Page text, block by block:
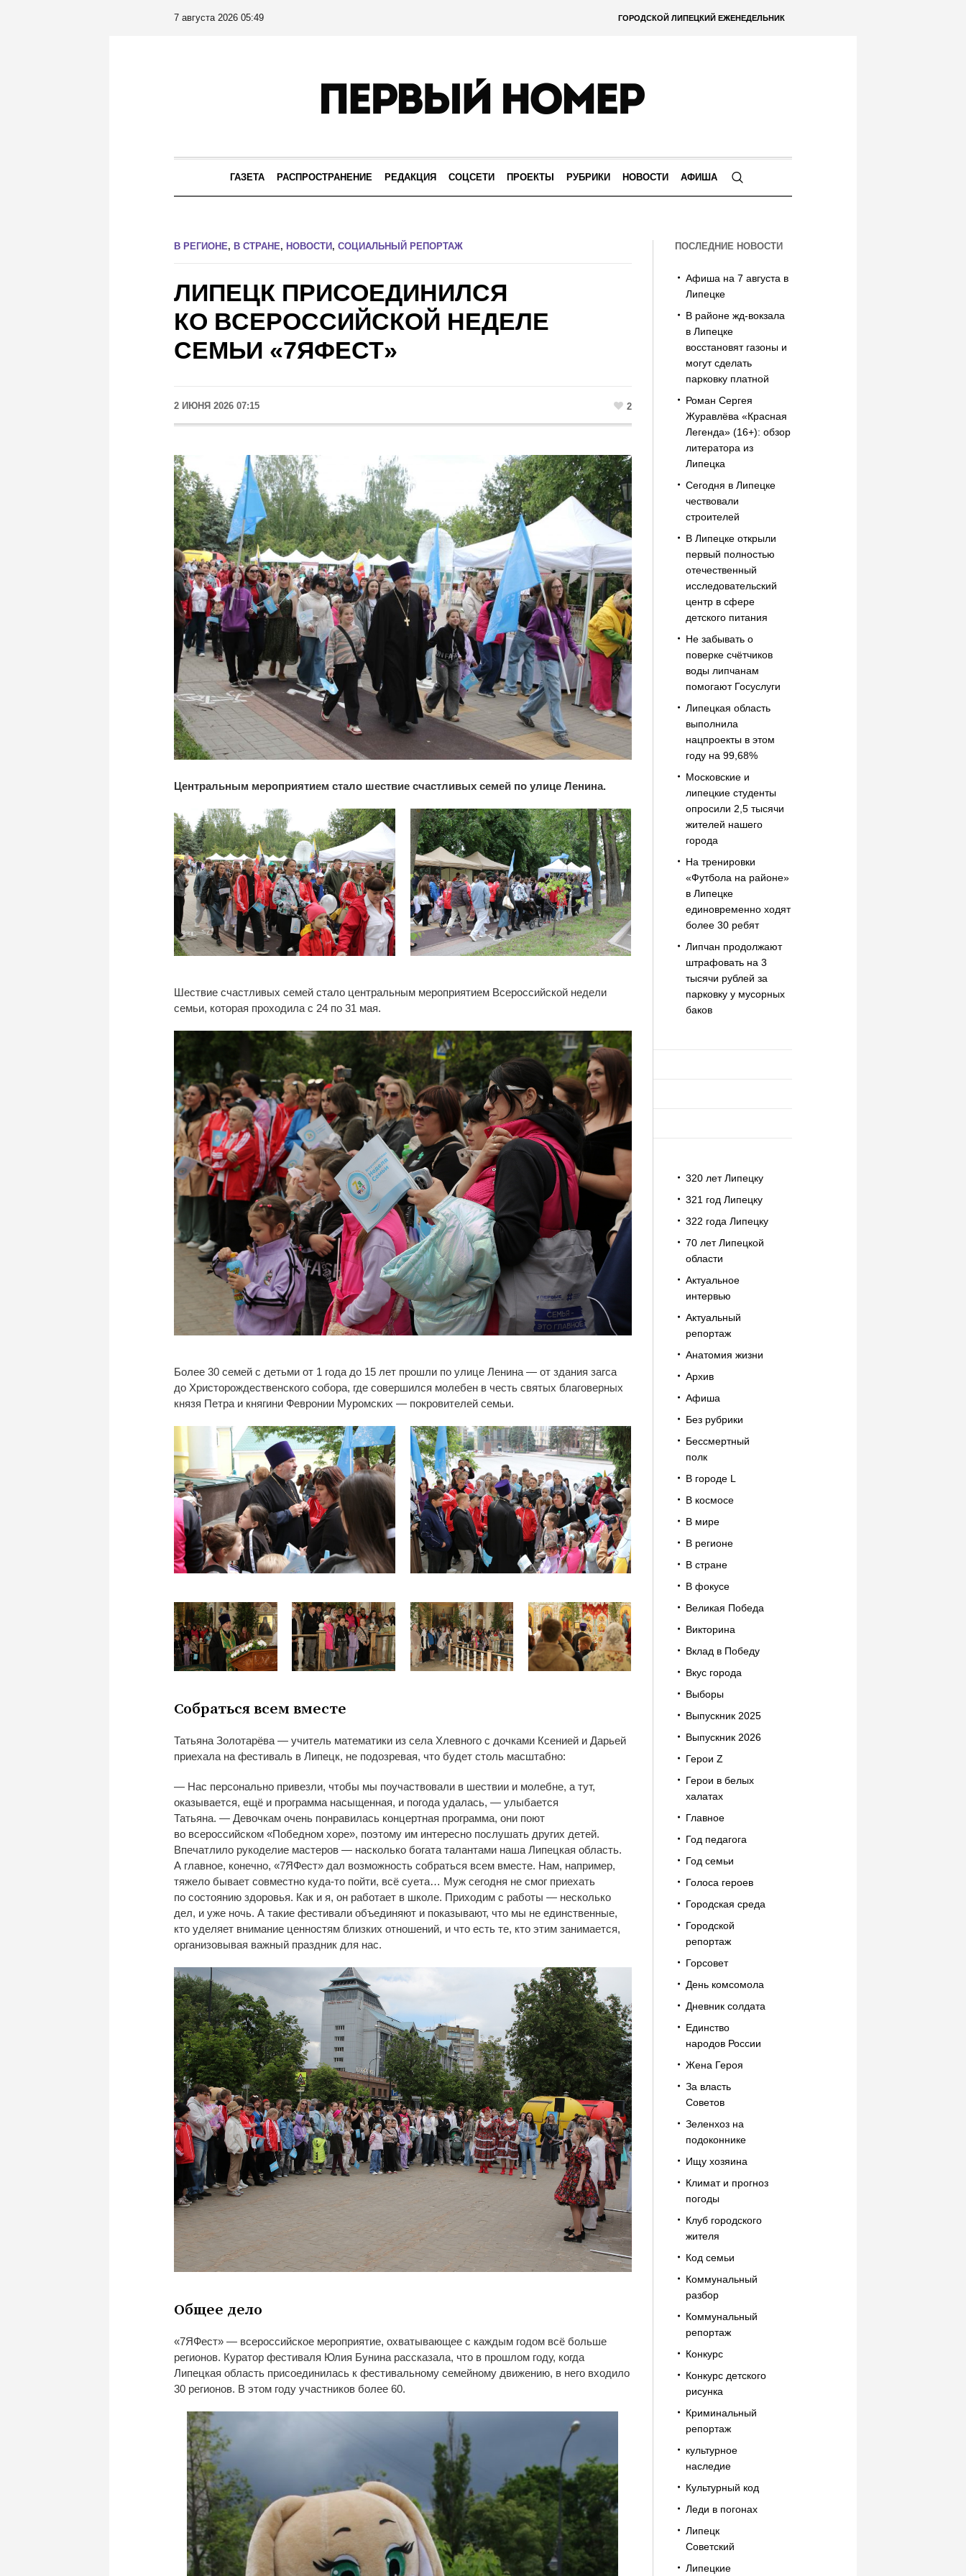
ГОРОДСКОЙ ЛИПЕЦКИЙ ЕЖЕНЕДЕЛЬНИК
7 августа 2026 05:49
ГАЗЕТА РАСПРОСТРАНЕНИЕ РЕДАКЦИЯ СОЦСЕТИ ПРОЕКТЫ РУБРИКИ НОВОСТИ АФИША
В РЕГИОНЕ, В СТРАНЕ, НОВОСТИ , СОЦИАЛЬНЫЙ РЕПОРТАЖ
ЛИПЕЦК ПРИСОЕДИНИЛСЯ
КО ВСЕРОССИЙСКОЙ НЕДЕЛЕ
СЕМЬИ «7ЯФЕСТ»
2 ИЮНЯ 2026 07:15 2
Центральным мероприятием стало шествие счастливых семей по улице Ленина.
Шествие счастливых семей стало центральным мероприятием Всероссийской недели
семьи, которая проходила с 24 по 31 мая.
Более 30 семей с детьми от 1 года до 15 лет прошли по улице Ленина — от здания загса
до Христорождественского собора, где совершился молебен в честь святых благоверных
князя Петра и княгини Февронии Муромских — покровителей семьи.
Собраться всем вместе
Татьяна Золотарёва — учитель математики из села Хлевного с дочками Ксенией и Дарьей
приехала на фестиваль в Липецк, не подозревая, что будет столь масштабно:
— Нас персонально привезли, чтобы мы поучаствовали в шествии и молебне, а тут,
оказывается, ещё и программа насыщенная, и погода удалась, — улыбается
Татьяна. — Девочкам очень понравилась концертная программа, они поют
во всероссийском «Победном хоре», поэтому им интересно послушать других детей.
Впечатлило рукоделие мастеров — насколько богата талантами наша Липецкая область.
А главное, конечно, «7ЯФест» дал возможность собраться всем вместе. Нам, например,
тяжело бывает совместно куда-то пойти, всё суета… Муж сегодня не смог приехать
по состоянию здоровья. Как и я, он работает в школе. Приходим с работы — несколько
дел, и уже ночь. А такие фестивали объединяют и показывают, что мы не единственные,
кто уделяет внимание ценностям близких отношений, и что есть те, кто этим занимается,
организовывая важный праздник для нас.
Общее дело
«7ЯФест» — всероссийское мероприятие, охватывающее с каждым годом всё больше
регионов. Куратор фестиваля Юлия Бунина рассказала, что в прошлом году, когда
Липецкая область присоединилась к фестивальному семейному движению, в него входило
30 регионов. В этом году участников более 60.
ПОСЛЕДНИЕ НОВОСТИ
Афиша на 7 августа в
Липецке
В районе жд-вокзала
в Липецке
восстановят газоны и
могут сделать
парковку платной
Роман Сергея
Журавлёва «Красная
Легенда» (16+): обзор
литератора из
Липецка
Сегодня в Липецке
чествовали
строителей
В Липецке открыли
первый полностью
отечественный
исследовательский
центр в сфере
детского питания
Не забывать о
поверке счётчиков
воды липчанам
помогают Госуслуги
Липецкая область
выполнила
нацпроекты в этом
году на 99,68%
Московские и
липецкие студенты
опросили 2,5 тысячи
жителей нашего
города
На тренировки
«Футбола на районе»
в Липецке
единовременно ходят
более 30 ребят
Липчан продолжают
штрафовать на 3
тысячи рублей за
парковку у мусорных
баков
320 лет Липецку
321 год Липецку
322 года Липецку
70 лет Липецкой
области
Актуальное
интервью
Актуальный
репортаж
Анатомия жизни
Архив
Афиша
Без рубрики
Бессмертный
полк
В городе L
В космосе
В мире
В регионе
В стране
В фокусе
Великая Победа
Викторина
Вклад в Победу
Вкус города
Выборы
Выпускник 2025
Выпускник 2026
Герои Z
Герои в белых
халатах
Главное
Год педагога
Год семьи
Голоса героев
Городская среда
Городской
репортаж
Горсовет
День комсомола
Дневник солдата
Единство
народов России
Жена Героя
За власть
Советов
Зеленхоз на
подоконнике
Ищу хозяина
Климат и прогноз
погоды
Клуб городского
жителя
Код семьи
Коммунальный
разбор
Коммунальный
репортаж
Конкурс
Конкурс детского
рисунка
Криминальный
репортаж
культурное
наследие
Культурный код
Леди в погонах
Липецк
Советский
Липецкие